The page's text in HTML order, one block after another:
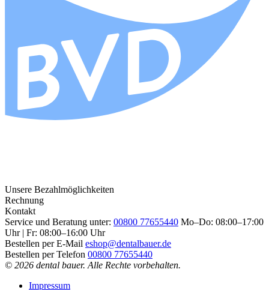
Unsere Bezahlmöglichkeiten
Rechnung
Kontakt
Service und Beratung unter: 00800 77655440 Mo–Do: 08:00–17:00
Uhr | Fr: 08:00–16:00 Uhr
Bestellen per E-Mail eshop@dentalbauer.de
Bestellen per Telefon 00800 77655440
© 2026 dental bauer. Alle Rechte vorbehalten.
Impressum